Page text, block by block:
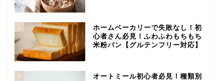
2
ホームベーカリーで失敗なし！初
心者さん必見！ふわふわもちもち
米粉パン【グルテンフリー対応】
3
オートミール初心者必見！種類別